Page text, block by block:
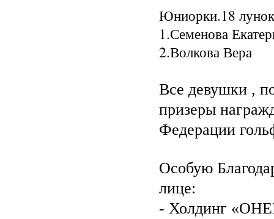
Юниорки.18
1.Семенова
2.Волкова
Все девушки ,
призеры
Федерации
Особую
лице:
- Холдинг